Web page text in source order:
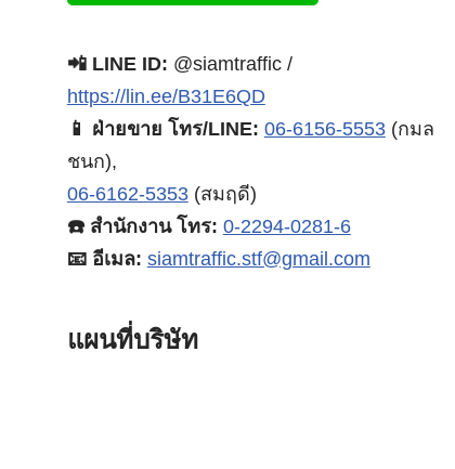
📲 LINE ID: @siamtraffic /
https://lin.ee/B31E6QD
📱 ฝ่ายขาย โทร/LINE: 06-6156-5553(กมล
ชนก),
06-6162-5353(สมฤดี)
☎️ สำนักงาน โทร: 0-2294-0281-6
📧 อีเมล: siamtraffic.stf@gmail.com
แผนที่บริษัท